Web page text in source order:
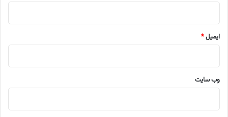
ایمیل*
وب‌ سایت